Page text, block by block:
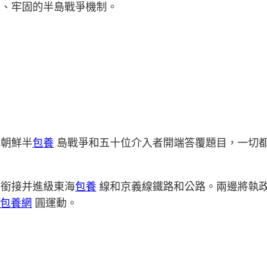
牢固的半島戰爭機制。
鮮半包養 島戰爭和五十位介入者開端答覆題目，一切
接并進級東海包養 線和京義線鐵路和公路。兩邊將執
包養網 圓運動。